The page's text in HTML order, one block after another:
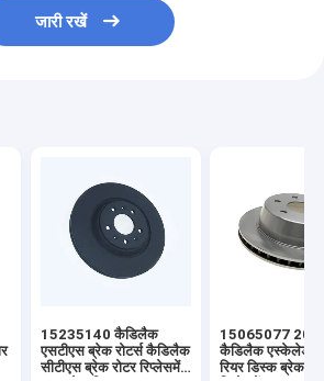
जारी रखें
15235140 कैडिलैक
एसटीएस ब्रेक रोटर्स कैडिलैक
सीटीएस ब्रेक रोटर रिप्लेसमेंट
15065077
कैडिलैक एस्केलेड
रियर डिस्क ब्रेक